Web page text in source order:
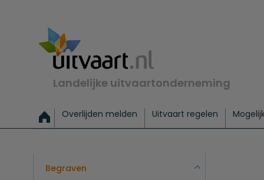
Landelijke uitvaartonderneming
Overlijden melden Uitvaart regelen
Exclusieve uitvaart Begrafenis Basis
Begraven